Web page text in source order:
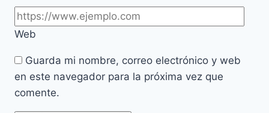
Web
Guarda mi nombre, correo electrónico y web
en este navegador para la próxima vez que
comente.